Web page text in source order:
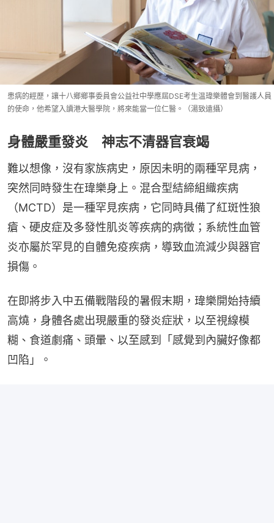
患病的經歷，讓十八鄉鄉事委員會公益社中學應屆DSE考生温瑋樂體會到醫護人員
的使命，他希望入讀港大醫學院，將來能當一位仁醫。（湯致遠攝）
身體嚴重發炎 神志不清器官衰竭
難以想像，沒有家族病史，原因未明的兩種罕見病，
突然同時發生在瑋樂身上。混合型結締組織疾病
（MCTD）是一種罕見疾病，它同時具備了紅斑性狼
瘡、硬皮症及多發性肌炎等疾病的病徵；系統性血管
炎亦屬於罕見的自體免疫疾病，導致血流減少與器官
損傷。
在即將步入中五備戰階段的暑假末期，瑋樂開始持續
高燒，身體各處出現嚴重的發炎症狀，以至視線模
糊、食道劇痛、頭暈、以至感到「感覺到內臟好像都
凹陷」。